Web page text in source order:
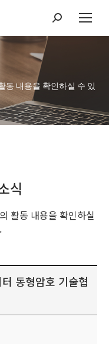
Search:
동 내용을 확인하실 수 있
식
활동 내용을 확인하실
동형암호 기술협